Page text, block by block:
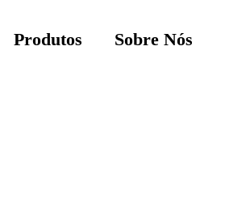
Produtos Sobre Nós